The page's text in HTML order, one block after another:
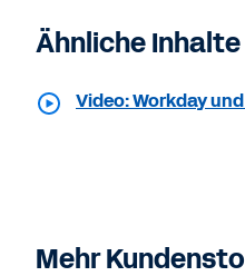
Ähnliche Inhalte
Video: Workday
Mehr